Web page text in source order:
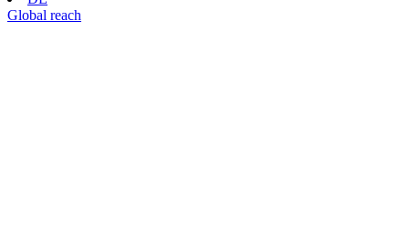
Global reach